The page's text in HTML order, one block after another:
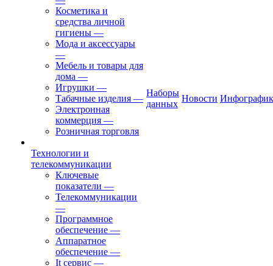
Косметика и
средства личной
гигиены —
Мода и аксессуары
—
Мебель и товары для
дома —
Игрушки —
Табачные изделия —
Электронная
коммерция —
Розничная торговля
Технологии и
телекоммуникации
Ключевые
показатели —
Телекоммуникации
—
Программное
обеспечение —
Аппаратное
обеспечение —
It сервис —
Наборы
данных
Новости